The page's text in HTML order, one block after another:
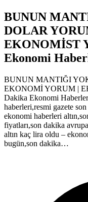
BUNUN
DOLAR
EKONOMİST
Ekonomi
BUNUN MANTIĞI
EKONOMİ YORUM |
Dakika Ekonomi
haberleri,resmi gazete
ekonomi haberleri
fiyatları,son dakika
altın kaç lira oldu –
bugün,son dakika…